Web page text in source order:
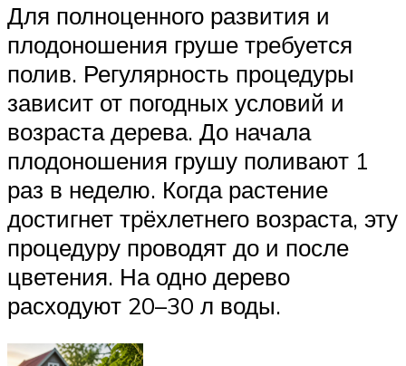
Для полноценного развития и
плодоношения груше требуется
полив. Регулярность процедуры
зависит от погодных условий и
возраста дерева. До начала
плодоношения грушу поливают 1
раз в неделю. Когда растение
достигнет трёхлетнего возраста, эту
процедуру проводят до и после
цветения. На одно дерево
расходуют 20–30 л воды.